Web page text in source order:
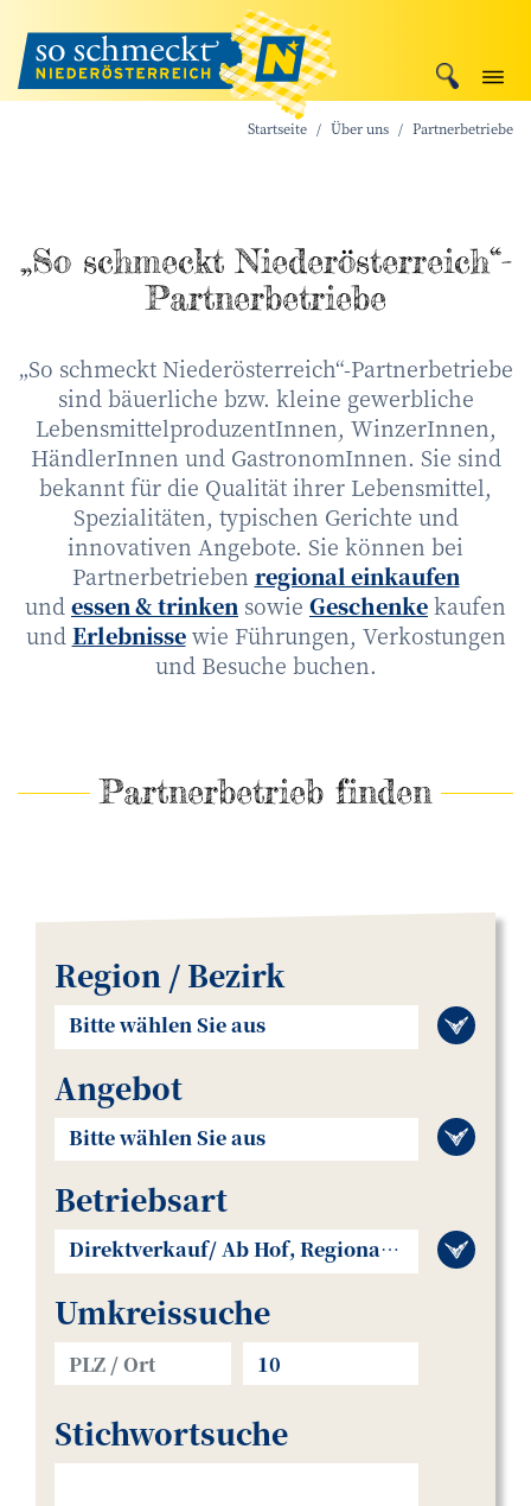
Startseite Über uns Partnerbetriebe
„So schmeckt Niederösterreich“-
Partnerbetriebe
„So schmeckt Niederösterreich“-Partnerbetriebe
sind bäuerliche bzw. kleine gewerbliche
LebensmittelproduzentInnen, WinzerInnen,
HändlerInnen und GastronomInnen. Sie sind
bekannt für die Qualität ihrer Lebensmittel,
Spezialitäten, typischen Gerichte und
innovativen Angebote. Sie können bei
Partnerbetrieben regional einkaufen
und essen & trinken sowie Geschenkekaufen
und Erlebnissewie Führungen, Verkostungen
und Besuche buchen.
Partnerbetrieb finden
Region / Bezirk
Bitte wählen Sie aus
Angebot
Bitte wählen Sie aus
Betriebsart
Direktverkauf/ Ab Hof, Regionalladen,
Umkreissuche
Stichwortsuche